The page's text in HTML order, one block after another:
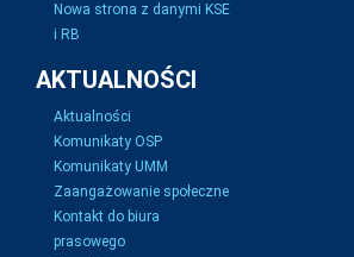
Nowa strona z danymi KSE
i RB
AKTUALNOŚCI
Aktualności
Komunikaty OSP
Komunikaty UMM
Zaangażowanie społeczne
Kontakt do biura
prasowego